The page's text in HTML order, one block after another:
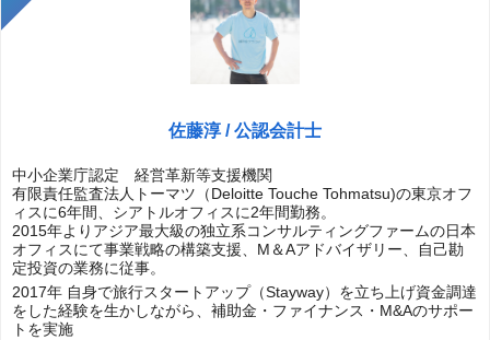
佐藤淳 / 公認会計士
中小企業庁認定 経営革新等支援機関
有限責任監査法人トーマツ（Deloitte Touche Tohmatsu)の東京オフ
ィスに6年間、シアトルオフィスに2年間勤務。
2015年よりアジア最大級の独立系コンサルティングファームの日本
オフィスにて事業戦略の構築支援、M＆Aアドバイザリー、自己勘
定投資の業務に従事。
2017年 自身で旅行スタートアップ（Stayway）を立ち上げ資金調達
をした経験を生かしながら、補助金・ファイナンス・M&Aのサポー
トを実施